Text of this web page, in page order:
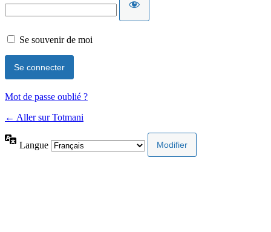
Se souvenir de moi
Mot de passe oublié ?
← Aller sur Totmani
Langue